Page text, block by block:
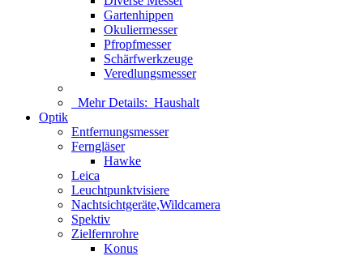
Gartenhippen
Okuliermesser
Pfropfmesser
Schärfwerkzeuge
Veredlungsmesser
Mehr Details: Haushalt
Optik
Entfernungsmesser
Ferngläser
Hawke
Leica
Leuchtpunktvisiere
Nachtsichtgeräte,Wildcamera
Spektiv
Zielfernrohre
Konus